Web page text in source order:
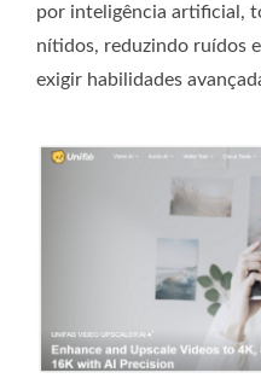
por inteligência artificial,
nítidos, reduzindo ruídos
exigir habilidades